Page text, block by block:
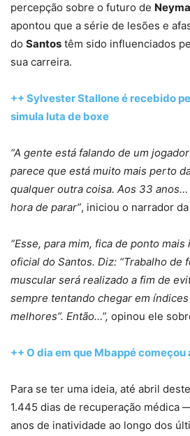
percepção sobre o futuro de
apontou que a série de lesões e
do Santos têm sido influenciados
sua carreira.
++ Sylvester Stallone é recebido
simula luta de boxe
“A gente está falando de um
parece que está muito mais perto
qualquer outra coisa. Aos 33 anos…
hora de parar”, iniciou o narrador
“Esse, para mim, fica de ponto
oficial do Santos. Diz: “Trabalho de
muscular será realizado a fim de
sempre tentando chegar em
melhores”. Então…”, opinou ele
++ O dia em que Mbappé
Para se ter uma ideia, até abril
1.445 dias de recuperação médica
anos de inatividade ao longo dos